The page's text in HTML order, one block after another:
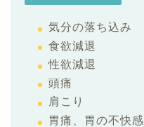
気分の落ち込み
食欲減退
性欲減退
頭痛
肩こり
胃痛、胃の不快感